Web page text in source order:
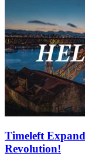
Timeleft
Revolution!